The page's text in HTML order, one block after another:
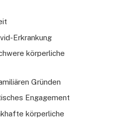
Erkrankung
körperliche
Gründen
Engagement
körperliche